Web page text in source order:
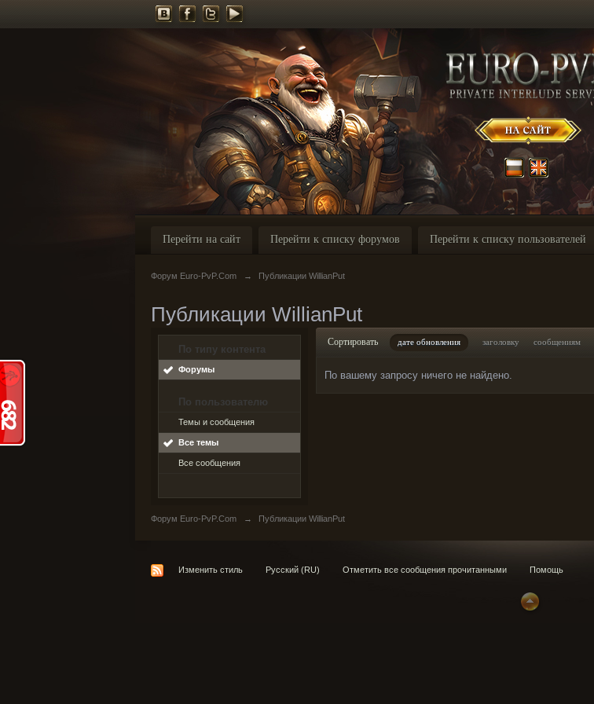
Перейти на сайт Перейти к списку форумов Перейти к списку пользователей
Форум Euro-PvP.Com → Публикации WillianPut
Публикации WillianPut
По типу контента
Форумы
По пользователю
Темы и сообщения
Все темы
Все сообщения
Сортировать дате обновления заголовку сообщениям
По вашему запросу ничего не найдено.
Форум Euro-PvP.Com → Публикации WillianPut
Изменить стиль Русский (RU) Отметить все сообщения прочитанными Помощь